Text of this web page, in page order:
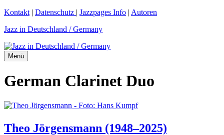
Zum
springen
Kontakt | Datenschutz | Jazzpages Info | Autoren
Jazz in Deutschland / Germany
Menü
German Clarinet Duo
Theo Jörgensmann (1948–2025)